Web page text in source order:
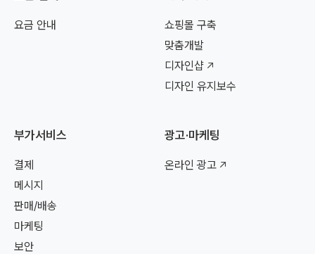
요금 안내
쇼핑몰 구축
맞춤개발
디자인샵
디자인 유지보수
부가서비스
결제
메시지
판매/배송
마케팅
보안
광고·마케팅
온라인 광고